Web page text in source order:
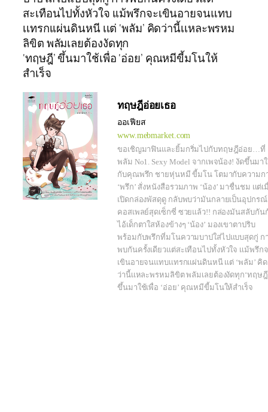
สะเทือนไปทั้งหัวใจ เเม้พรึกจะเขินอายจนแทบ
เเทรกเเผ่นดินหนี เเต่ ‘พลัม’ คิดว่านี้เเหละพรหม
ลิขิต พลัมเลยต้องงัดทุก
‘ทฤษฎี’ ขึ้นมาใช้เพื่อ ‘อ่อย’ คุณหมีขี้มโนให้
สำเร็จ
ทฤษฎีอ่อยเธอ
ออเฟียส
www.mebmarket.com
ขอเชิญมาฟินและยิ้มกริ่มไปกับทฤษฎีอ่อย…ที่
พลัม No1. Sexy Model จากเพจน้อง! งัดขึ้นมา
กับคุณพรึก ชายหุ่นหมี ขี้มโน โตมากับความก
‘พรึก’ สั่งหนังสือรวมภาพ ‘น้อง’ มาชื่นชม เเต่เ
เปิดกล่องพัสดุดู กลับพบว่ามันกลายเป็นอุปกรณ์
คอสเพลย์สุดเซ็กซี่ ซวยแล้ว!! กล่องมันสลับกัน
ไอ้เด็กตาใสห้องข้างๆ ‘น้อง’ มองเขาตาปริบ
พร้อมกับพรึกที่มโนความบาปใส่ไปแบบสุดกู่ ก
พบกันครั้งเดียวแต่สะเทือนไปทั้งหัวใจ เเม้พรึก
เขินอายจนแทบเเทรกเเผ่นดินหนี เเต่ ‘พลัม’ คิด
ว่านี้เเหละพรหมลิขิต พลัมเลยต้องงัดทุก‘ทฤษฎี
ขึ้นมาใช้เพื่อ ‘อ่อย’ คุณหมีขี้มโนให้สำเร็จ